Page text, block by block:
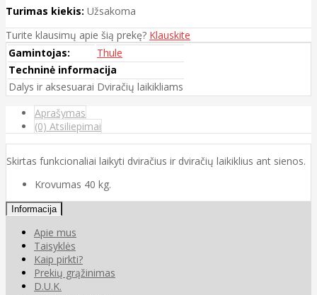
Turimas kiekis: Užsakoma
Turite klausimų apie šią prekę? Klauskite
Gamintojas:
Thule
Techninė informacija
Dalys ir aksesuarai Dviračių laikikliams
Aprašymas
(0) Atsiliepimai
Skirtas funkcionaliai laikyti dviračius ir dviračių laikiklius ant sienos.
Krovumas 40 kg.
Informacija
Apie mus
Taisyklės
Kaip pirkti?
Prekių grąžinimas
D.U.K.